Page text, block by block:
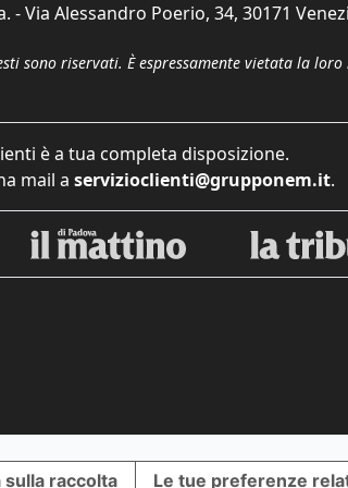
Via Alessandro Poerio, 34, 30171
sono riservati. È espressamente vietata la
è a tua completa disposizione.
mail a servizioclienti@grupponem.it.
raccolta Le tue preferenze